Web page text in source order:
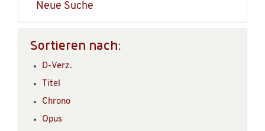
Neue Suche
Sortieren nach:
D-Verz.
Titel
Chrono
Opus